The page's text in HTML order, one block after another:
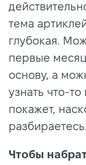
тема
глубокая.
первые
основу, а
узнать что-то
покажет,
разбираетесь.
Чтобы